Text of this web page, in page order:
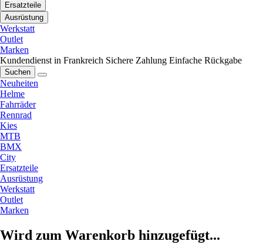
Ersatzteile
Ausrüstung
Werkstatt
Outlet
Marken
Kundendienst in Frankreich Sichere Zahlung Einfache Rückgabe
Suchen
Neuheiten
Helme
Fahrräder
Rennrad
Kies
MTB
BMX
City
Ersatzteile
Ausrüstung
Werkstatt
Outlet
Marken
Wird zum Warenkorb hinzugefügt...